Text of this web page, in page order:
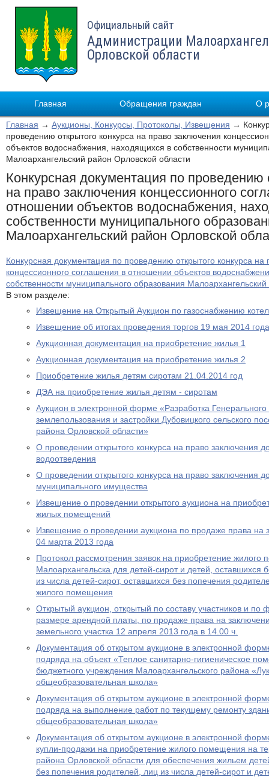
Официальный сайт
Администрации
Орловской области
Главная Обращения граждан О
Главная → Аукционы, Конкурсы, Протоколы, Извещения →
проведению открытого конкурса на право заключения
объектов водоснабжения, находящихся в собственности
Малоархангельский район Орловской области
Конкурсная документация по проведению
на право заключения концессионного
отношении объектов водоснабжения,
собственности муниципального
Малоархангельский район Орловской
Конкурсная документация по проведению открытого конкурса на
концессионного соглашения в отношении объектов
собственности муниципального образования
В этом разделе:
Извещение на Открытый Аукцион по газоснабжению
Извещение об итогах проведения торгов 19 мая 2014 года
Аукционная документация на приобретение жилья 1
Аукционная документация на приобретение жилья 2
Приобретение жилья детям сиротам 21.04.2014 год
ДЭА на приобретение жилья детям - сиротам
Аукцион в электронной форме «Разработка
землепользования и застройки Дубовицкого сельского
района Орловской области»
О проведении открытого конкурса на право заключения
водоотведения
О проведении открытого конкурса на право заключения
муниципального имущества
Извещение о проведении открытого аукциона на
жилых помещений
Извещение о проведении аукциона по продаже права на
04 марта 2013 года
Протокол рассмотрения заявок на приобретение жилого
Малоархангельска для детей-сирот и детей, оставшихся
из числа детей-сирот, оставшихся без попечения
жилого помещения
Открытый аукцион, открытый по составу участников и
размере арендной платы, по продаже права на
земельного участка 12 апреля 2013 года в 14.00 ч.
Документация об открытом аукционе в электронной
подряда на объект «Теплое санитарно-гигиеническое
бюджетного учреждения Малоархангельского района
общеобразовательная школа»
Документация об открытом аукционе в электронной
подряда на выполнение работ по текущему ремонту
общеобразовательная школа»
Документация об открытом аукционе в электронной
купли-продажи на приобретение жилого помещения на
района Орловской области для обеспечения жильем
без попечения родителей, лиц из числа детей-сирот и